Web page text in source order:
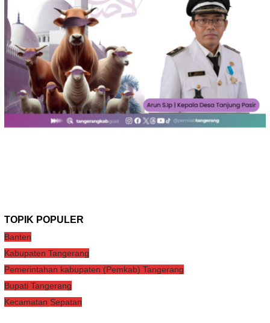
TOPIK POPULER
Banten
Kabupaten Tangerang
Pemerintahan kabupaten (Pemkab) Tangerang
Bupati Tangerang
Kecamatan Sepatan